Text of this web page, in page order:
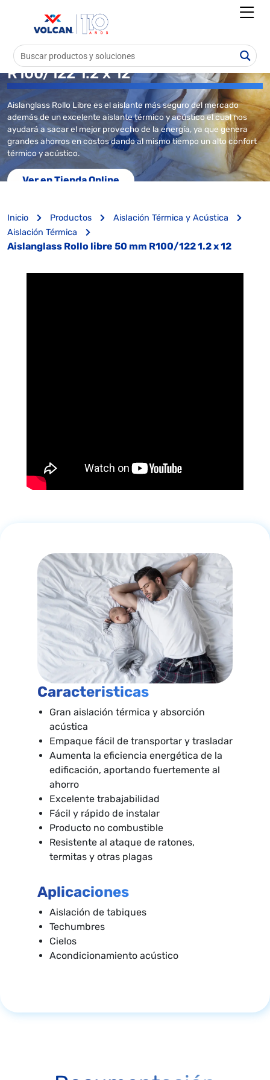
Aislanglass Rollo libre 50 mm
R100/122 1.2 x 12
Aislanglass Rollo Libre es el aislante más seguro del mercado
además de un excelente aislante térmico y acústico el cual nos
ayudará a sacar el mejor provecho de la energía, ya que genera
grandes ahorros en costos dando al mismo tiempo un alto confort
térmico y acústico.
Ver en Tienda Online
Inicio Productos
Aislación Térmica y Acústica
Aislación Térmica
Aislanglass Rollo libre 50 mm R100/122 1.2 x 12
Caracteristicas
Gran aislación térmica y absorción
acústica
Empaque fácil de transportar y trasladar
Aumenta la eficiencia energética de la
edificación, aportando fuertemente al
ahorro
Excelente trabajabilidad
Fácil y rápido de instalar
Producto no combustible
Resistente al ataque de ratones,
termitas y otras plagas
Aplicaciones
Aislación de tabiques
Techumbres
Cielos
Acondicionamiento acústico